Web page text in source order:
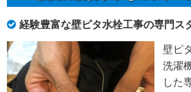
経験豊富な壁ピタ水栓工事の専門ス
壁ピ
洗濯
した